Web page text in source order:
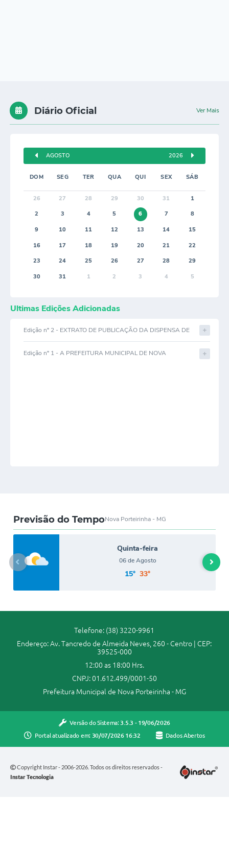
Diário Oficial Ver Mais
AGOSTO 2026
DOM SEG TER QUA QUI SEX SÁB
26 27 28 29 30 31 1
2 3 4 5 6 7 8
9 10 11 12 13 14 15
16 17 18 19 20 21 22
23 24 25 26 27 28 29
30 31 1 2 3 4 5
Últimas Edições Adicionadas
Edição nº 2 - EXTRATO DE PUBLICAÇÃO DA DISPENSA DE
Edição nº 1 - A PREFEITURA MUNICIPAL DE NOVA
Previsão do TempoNova Porteirinha - MG
Quinta-feira
06 de Agosto
15° 33°
Telefone: (38) 3220-9961
Endereço: Av. Tancredo de Almeida Neves, 260 - Centro | CEP:
39525-000
12:00 as 18:00 Hrs.
CNPJ: 01.612.499/0001-50
Prefeitura Municipal de Nova Porteirinha - MG
Versão do Sistema: 3.5.3 - 19/06/2026
Portal atualizado em: 30/07/2026 16:32 Dados Abertos
Copyright Instar - 2006-2026. Todos os direitos reservados -
Instar Tecnologia